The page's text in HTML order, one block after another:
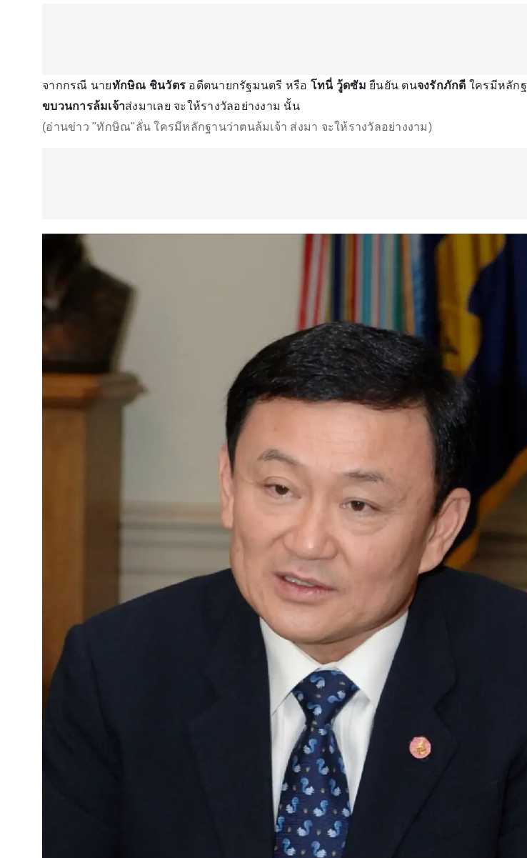
จากกรณี นายทักษิณ ชินวัตร อดีตนายกรัฐมนตรี หรือ โทนี่ วู้ดซัม ยืนยัน ตนจงรักภักดี ใครมีหลัก
ขบวนการล้มเจ้าส่งมาเลย จะให้รางวัลอย่างงาม นั้น
(อ่านข่าว "ทักษิณ"ลั่น ใครมีหลักฐานว่าตนล้มเจ้า ส่งมา จะให้รางวัลอย่างงาม)